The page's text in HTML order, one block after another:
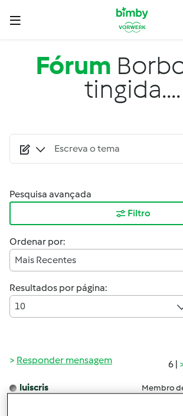
Passar para o conteúdo principal
Fórum
tingida....
Pesquisa avançada
Filtro
Ordenar por:
Mais Recentes
Resultados por página:
10
6 |
Responder mensagem
luiscris Membro